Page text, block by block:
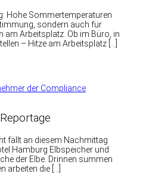
Hohe Sommertemperaturen
sondern auch für
Arbeitsplatz. Ob im Büro, in
– Hitze am Arbeitsplatz […]
fällt an diesem Nachmittag
Hamburg Elbspeicher und
der Elbe. Drinnen summen
arbeiten die […]